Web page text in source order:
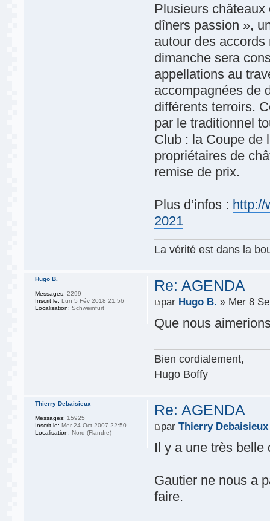
Plusieurs
dîners passion »,
autour des
dimanche sera
appellations au
accompagnées de
différents terroirs.
par le traditionnel
Club : la Coupe de
propriétaires de
remise de prix.
Plus d’infos : http://
2021
La vérité est dans la
Re: AGENDA
par Hugo B. » Mer 8
Que nous
Bien cordialement,
Hugo Boffy
Hugo B.
Messages: 2299
Inscrit le: Lun 5 Fév 2018 21:56
Localisation: Schweinfurt
Re: AGENDA
parThierry Debaisieux
Il y a une très
Gautier ne nous a
faire.
Thierry Debaisieux
Messages: 15925
Inscrit le: Mer 24 Oct 2007 22:50
Localisation: Nord (Flandre)